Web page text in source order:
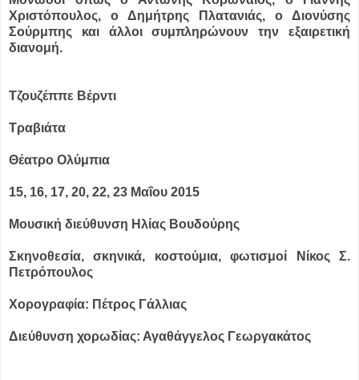
Χριστόπουλος, ο Δημήτρης Πλατανιάς, ο Διονύσης
Σούρμπης και άλλοι συμπληρώνουν την εξαιρετική
διανομή.
Τζουζέππε Βέρντι
Τραβιάτα
Θέατρο Ολύμπια
15, 16, 17, 20, 22, 23 Μαΐου 2015
Μουσική διεύθυνση Ηλίας Βουδούρης
Σκηνοθεσία, σκηνικά, κοστούμια, φωτισμοί Νίκος Σ.
Πετρόπουλος
Χορογραφία: Πέτρος Γάλλιας
Διεύθυνση χορωδίας: Αγαθάγγελος Γεωργακάτος